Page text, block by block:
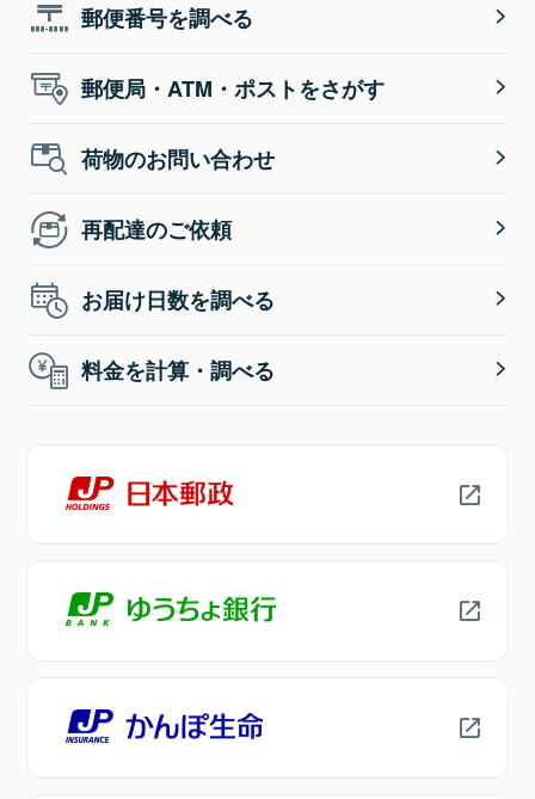
郵便番号を調べる
郵便局・ATM・ポストをさがす
荷物のお問い合わせ
再配達のご依頼
お届け日数を調べる
料金を計算・調べる